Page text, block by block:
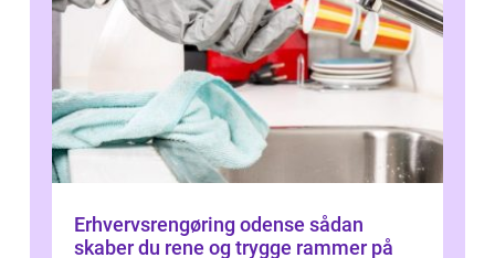
Erhvervsrengøring odense sådan
skaber du rene og trygge rammer på